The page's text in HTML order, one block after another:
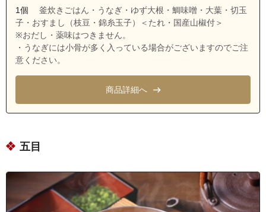
1個
釜炊きごはん・うなぎ・ゆず大根・鯛味噌・大葉・切玉
子・おすまし（枝豆・錦糸玉子）＜たれ・国産山椒付＞
※おだし・薬味はつきません。
・うなぎには小骨が多く入っている場合がございますのでご注
意ください。
商品詳細へ
五目